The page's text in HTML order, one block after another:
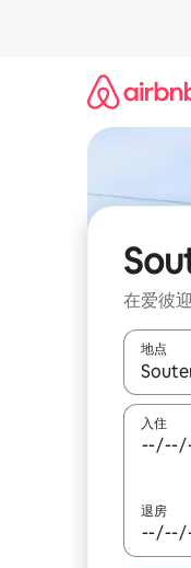
在爱彼
地点
如有搜
入住
退房